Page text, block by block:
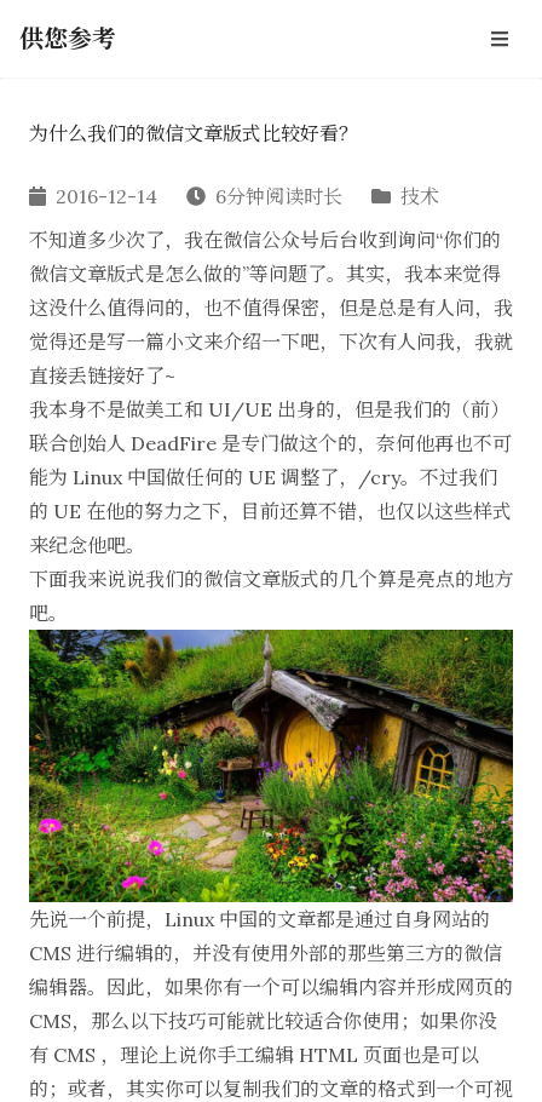
供您参考
为什么我们的微信文章版式比较好看？
2016-12-14 6分钟阅读时长
技术
不知道多少次了，我在微信公众号后台收到询问“你们的
微信文章版式是怎么做的”等问题了。其实，我本来觉得
这没什么值得问的，也不值得保密，但是总是有人问，我
觉得还是写一篇小文来介绍一下吧，下次有人问我，我就
直接丢链接好了~
我本身不是做美工和 UI/UE 出身的，但是我们的（前）
联合创始人 DeadFire 是专门做这个的，奈何他再也不可
能为 Linux 中国做任何的 UE 调整了，/cry。不过我们
的 UE 在他的努力之下，目前还算不错，也仅以这些样式
来纪念他吧。
下面我来说说我们的微信文章版式的几个算是亮点的地方
吧。
先说一个前提，Linux 中国的文章都是通过自身网站的
CMS 进行编辑的，并没有使用外部的那些第三方的微信
编辑器。因此，如果你有一个可以编辑内容并形成网页的
CMS，那么以下技巧可能就比较适合你使用；如果你没
有 CMS ，理论上说你手工编辑 HTML 页面也是可以
的；或者，其实你可以复制我们的文章的格式到一个可视